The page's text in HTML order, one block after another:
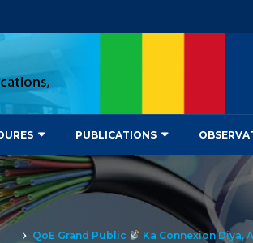
PUBLICATIONS
QoE Grand Public
Ka Connexion Diya,